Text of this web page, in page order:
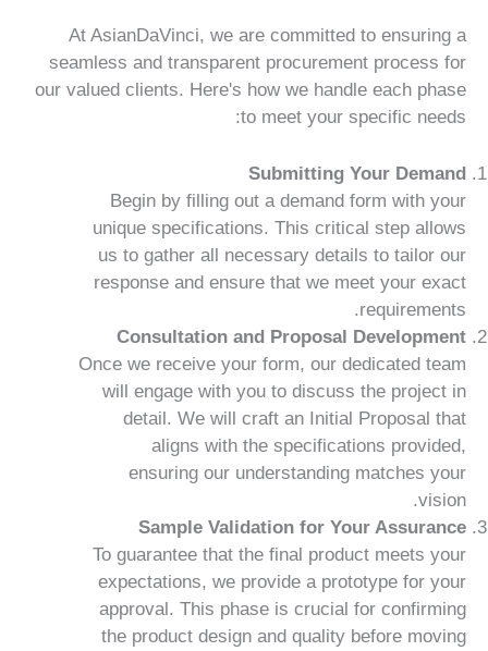
At AsianDaVinci, we are committed to ensuring a
seamless and transparent procurement process for
our valued clients. Here's how we handle each phase
to meet your specific needs:
Submitting Your Demand
Begin by filling out a demand form with your
unique specifications. This critical step allows
us to gather all necessary details to tailor our
response and ensure that we meet your exact
requirements.
Consultation and Proposal Development
Once we receive your form, our dedicated team
will engage with you to discuss the project in
detail. We will craft an Initial Proposal that
aligns with the specifications provided,
ensuring our understanding matches your
vision.
Sample Validation for Your Assurance
To guarantee that the final product meets your
expectations, we provide a prototype for your
approval. This phase is crucial for confirming
the product design and quality before moving